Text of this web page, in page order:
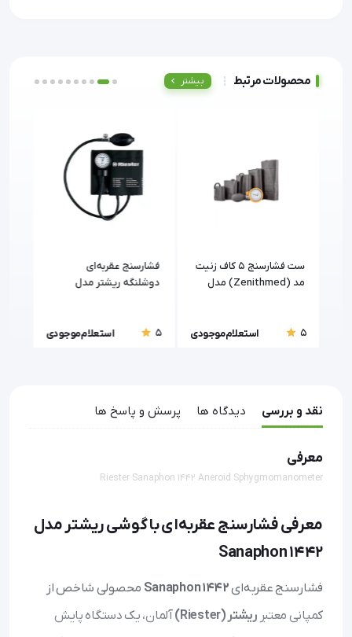
محصولات مرتبط بیشتر
ست فشارسنج 5 کاف زنیت
مد (Zenithmed) مدل
5 استعلام موجودی
فشارسنج عقربه‌ای
دوشلنگه ریشتر مدل
5 استعلام موجودی
نقد و بررسی دیدگاه ها پرسش و پاسخ ها
معرفی
Riester Sanaphon 1442 Aneroid Sphygmomanometer
معرفی فشارسنج عقربه‌ای با گوشی ریشتر مدل
Sanaphon 1442
فشارسنج عقربه‌ایSanaphon 1442 محصولی شاخص از
کمپانی معتبر ریشتر (Riester)
آلمان، یک دستگاه پایش